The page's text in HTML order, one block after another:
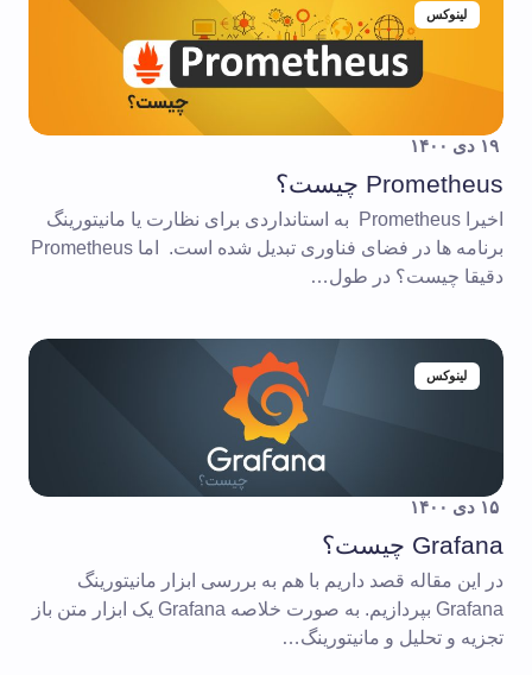
لینوکس
۱۹ دی ۱۴۰۰
Prometheus چیست؟
اخیرا Prometheus به استانداردی برای نظارت یا مانیتورینگ
برنامه ها در فضای فناوری تبدیل شده است. اما Prometheus
دقیقا چیست؟ در طول…
لینوکس
۱۵ دی ۱۴۰۰
Grafana چیست؟
در این مقاله قصد داریم با هم به بررسی ابزار مانیتورینگ
Grafana بپردازیم. به صورت خلاصه Grafana یک ابزار متن باز
تجزیه و تحلیل و مانیتورینگ…